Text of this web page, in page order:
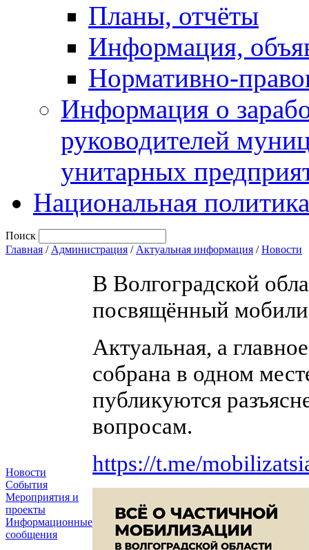
Планы, отчёты
Информация,
Нормативно-
Информация о
руководителей
унитарных
Национальная политика
Поиск
Главная / Администрация / Актуальная информация /Новости
Новости
События
Мероприятия и
проекты
Информационные
сообщения
В Волгоградской
посвящённый
Актуальная, а
собрана в одном
публикуются
вопросам.
https://t.me/